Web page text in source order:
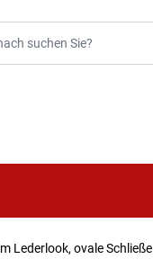
Lederlook, ovale Schließe